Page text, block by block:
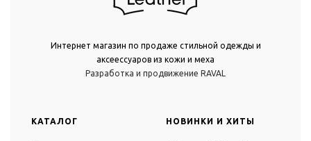
Интернет магазин по продаже стильной одежды и
аксеессуаров из кожи и меха
Разработка и продвижение RAVAL
КАТАЛОГ НОВИНКИ И ХИТЫ